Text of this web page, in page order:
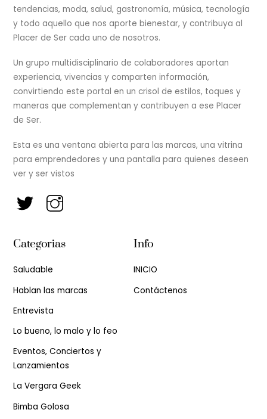
tendencias, moda, salud, gastronomía, música, tecnología
y todo aquello que nos aporte bienestar, y contribuya al
Placer de Ser cada uno de nosotros.
Un grupo multidisciplinario de colaboradores aportan
experiencia, vivencias y comparten información,
convirtiendo este portal en un crisol de estilos, toques y
maneras que complementan y contribuyen a ese Placer
de Ser.
Esta es una ventana abierta para las marcas, una vitrina
para emprendedores y una pantalla para quienes deseen
ver y ser vistos
Categorias
Saludable
Hablan las marcas
Entrevista
Lo bueno, lo malo y lo feo
Eventos, Conciertos y
Lanzamientos
La Vergara Geek
Bimba Golosa
Info
INICIO
Contáctenos